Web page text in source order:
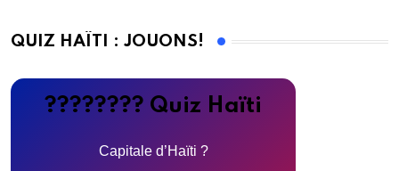
QUIZ HAÏTI : JOUONS!
???????? Quiz Haïti
Capitale d’Haïti ?